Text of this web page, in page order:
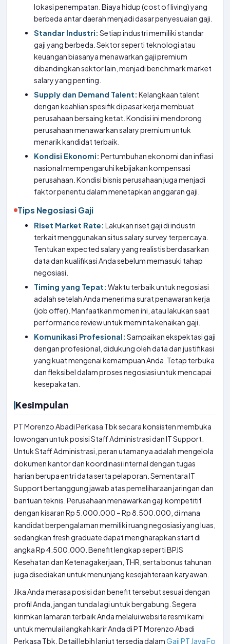
lokasi penempatan. Biaya hidup (cost of living) yang
berbeda antar daerah menjadi dasar penyesuaian gaji.
Standar Industri: Setiap industri memiliki standar
gaji yang berbeda. Sektor seperti teknologi atau
keuangan biasanya menawarkan gaji premium
dibandingkan sektor lain, menjadi benchmark market
salary yang penting.
Supply dan Demand Talent: Kelangkaan talent
dengan keahlian spesifik di pasar kerja membuat
perusahaan bersaing ketat. Kondisi ini mendorong
perusahaan menawarkan salary premium untuk
menarik kandidat terbaik.
Kondisi Ekonomi: Pertumbuhan ekonomi dan inflasi
nasional mempengaruhi kebijakan kompensasi
perusahaan. Kondisi bisnis perusahaan juga menjadi
faktor penentu dalam menetapkan anggaran gaji.
Tips Negosiasi Gaji
Riset Market Rate: Lakukan riset gaji di industri
terkait menggunakan situs salary survey terpercaya.
Tentukan expected salary yang realistis berdasarkan
data dan kualifikasi Anda sebelum memasuki tahap
negosiasi.
Timing yang Tepat: Waktu terbaik untuk negosiasi
adalah setelah Anda menerima surat penawaran kerja
(job offer). Manfaatkan momen ini, atau lakukan saat
performance review untuk meminta kenaikan gaji.
Komunikasi Profesional: Sampaikan ekspektasi gaji
dengan profesional, didukung oleh data dan justifikasi
yang kuat mengenai kemampuan Anda. Tetap terbuka
dan fleksibel dalam proses negosiasi untuk mencapai
kesepakatan.
Kesimpulan
PT Morenzo Abadi Perkasa Tbk secara konsisten membuka
lowongan untuk posisi Staff Administrasi dan IT Support.
Untuk Staff Administrasi, peran utamanya adalah mengelola
dokumen kantor dan koordinasi internal dengan tugas
harian berupa entri data serta pelaporan. Sementara IT
Support bertanggung jawab atas pemeliharaan jaringan dan
bantuan teknis. Perusahaan menawarkan gaji kompetitif
dengan kisaran Rp 5.000.000 – Rp 8.500.000, di mana
kandidat berpengalaman memiliki ruang negosiasi yang luas,
sedangkan fresh graduate dapat mengharapkan start di
angka Rp 4.500.000. Benefit lengkap seperti BPJS
Kesehatan dan Ketenagakerjaan, THR, serta bonus tahunan
juga disediakan untuk menunjang kesejahteraan karyawan.
Jika Anda merasa posisi dan benefit tersebut sesuai dengan
profil Anda, jangan tunda lagi untuk bergabung. Segera
kirimkan lamaran terbaik Anda melalui website resmi kami
untuk memulai langkah karir Anda di PT Morenzo Abadi
Perkasa Tbk. Detail lebih lanjut tersedia dalamGaji PT Java Fo